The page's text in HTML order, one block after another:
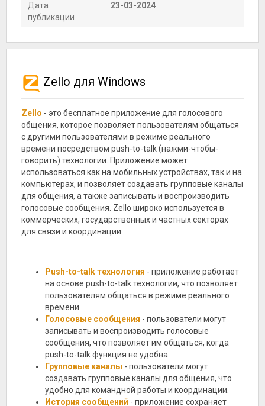
Дата
публикации
23-03-2024
Zello для Windows
Zello - это бесплатное приложение для голосового
общения, которое позволяет пользователям общаться
с другими пользователями в режиме реального
времени посредством push-to-talk (нажми-чтобы-
говорить) технологии. Приложение может
использоваться как на мобильных устройствах, так и на
компьютерах, и позволяет создавать групповые каналы
для общения, а также записывать и воспроизводить
голосовые сообщения. Zello широко используется в
коммерческих, государственных и частных секторах
для связи и координации.
Push-to-talk технология - приложение работает
на основе push-to-talk технологии, что позволяет
пользователям общаться в режиме реального
времени.
Голосовые сообщения - пользователи могут
записывать и воспроизводить голосовые
сообщения, что позволяет им общаться, когда
push-to-talk функция не удобна.
Групповые каналы - пользователи могут
создавать групповые каналы для общения, что
удобно для командной работы и координации.
История сообщений - приложение сохраняет